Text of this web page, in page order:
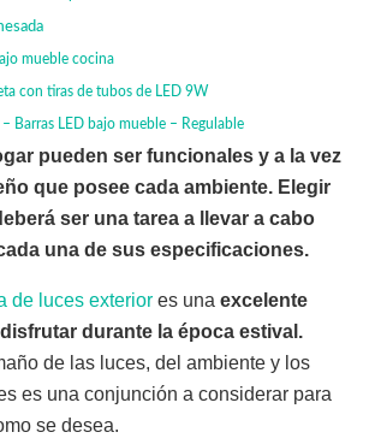
mueble cocina
con tiras de tubos de LED 9W
Barras LED bajo mueble – Regulable
pueden ser funcionales y a la vez
que posee cada ambiente. Elegir
ser una tarea a llevar a cabo
una de sus especificaciones.
de luces exterior es una excelente
durante la época estival.
de las luces, del ambiente y los
es una conjunción a considerar para
se desea.